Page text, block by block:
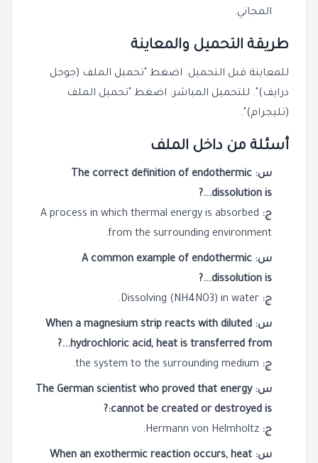
المجاني.
طريقة التحميل والمعاينة
للمعاينة قبل التحميل: اضغط "تحميل الملف (جوجل
درايف)". للتحميل المباشر: اضغط "تحميل الملف
(تليجرام)".
أسئلة من داخل الملف
س: The correct definition of endothermic
dissolution is...?
ج: A process in which thermal energy is absorbed
from the surrounding environment.
س: A common example of endothermic
dissolution is...?
ج:
س: When a magnesium strip reacts with diluted
hydrochloric acid, heat is transferred from...?
ج:
س: The German scientist who proved that energy
cannot be created or destroyed is:?
ج:
س: When an exothermic reaction occurs, heat